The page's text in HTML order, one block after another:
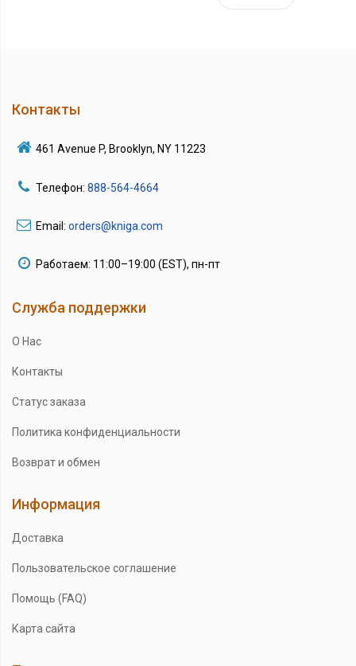
Контакты
461 Avenue P, Brooklyn, NY 11223
Телефон: 888-564-4664
Email: orders@kniga.com
Работаем: 11:00–19:00 (EST), пн-пт
Служба поддержки
О Нас
Контакты
Статус заказа
Политика конфиденциальности
Возврат и обмен
Информация
Доставка
Пользовательское соглашение
Помощь (FAQ)
Карта сайта